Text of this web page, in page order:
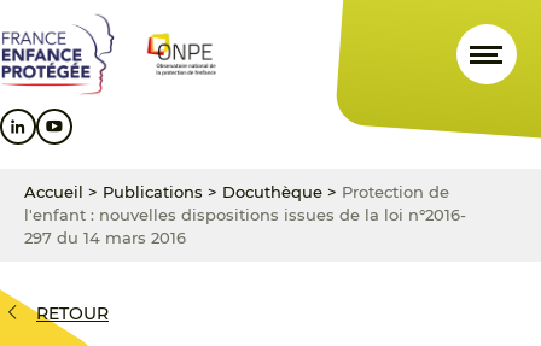
au
contenu
principal
au
menu
principal
au
pied
de
Accueil > Publications > Docuthèque > Protection de
l'enfant : nouvelles dispositions issues de la loi n°2016-
297 du 14 mars 2016
RETOUR